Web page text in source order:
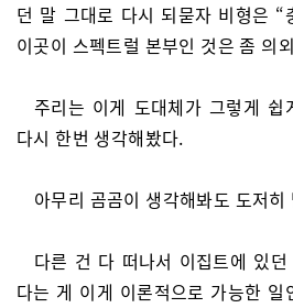
던 말 그대로 다시 되묻자 비형은 “
이곳이 스펙트럴 본부인 것은 좀 의
주리는 이게 도대체가 그렇게 쉽
다시 한번 생각해봤다.
아무리 곰곰이 생각해봐도 도저
다른 건 다 떠나서 이집트에 있
다는 게 이게 이론적으로 가능한